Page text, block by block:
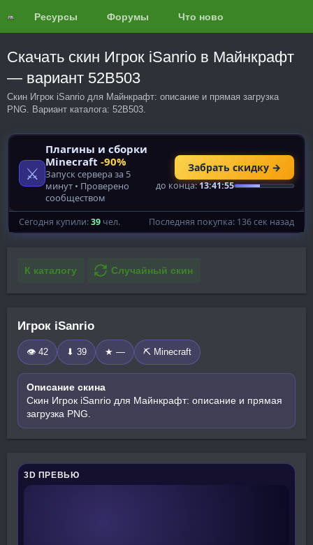
Ресурсы Форумы Что нового?
Скачать скин Игрок iSanrio в Майнкрафт
— вариант 52B503
Скин Игрок iSanrio для Майнкрафт: описание и прямая загрузка
PNG. Вариант каталога: 52B503.
К каталогу Случайный скин
Игрок iSanrio
👁 42 ⬇ 39 ★ — ⛏️ Minecraft
Описание скина
Скин Игрок iSanrio для Майнкрафт: описание и прямая
загрузка PNG.
3D ПРЕВЬЮ